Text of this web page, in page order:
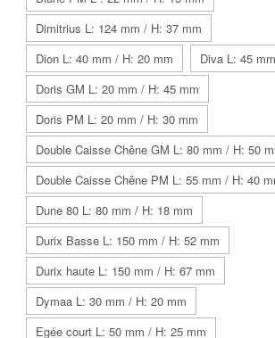
Dimitrius L: 124 mm / H: 37 mm
Dion L: 40 mm / H: 20 mm
Diva L: 45
Doris GM L: 20 mm / H: 45 mm
Doris PM L: 20 mm / H: 30 mm
Double Caisse Chêne GM L: 80 mm / H: 50
Double Caisse Chêne PM L: 55 mm / H: 40
Dune 80 L: 80 mm / H: 18 mm
Durix Basse L: 150 mm / H: 52 mm
Durix haute L: 150 mm / H: 67 mm
Dymaa L: 30 mm / H: 20 mm
Egée court L: 50 mm / H: 25 mm